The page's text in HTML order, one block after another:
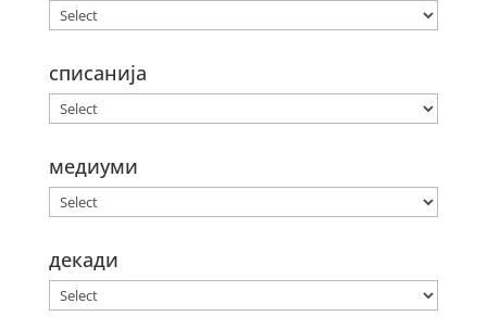
списанија
медиуми
декади